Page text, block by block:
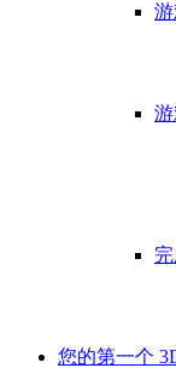
您的第一个